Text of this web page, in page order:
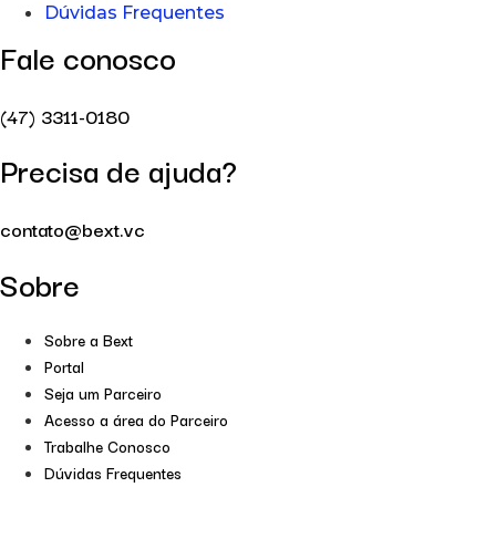
Dúvidas Frequentes
Fale conosco
(47) 3311-0180
Precisa de ajuda?
contato@bext.vc
Sobre
Sobre a Bext
Portal
Seja um Parceiro
Acesso a área do Parceiro
Trabalhe Conosco
Dúvidas Frequentes